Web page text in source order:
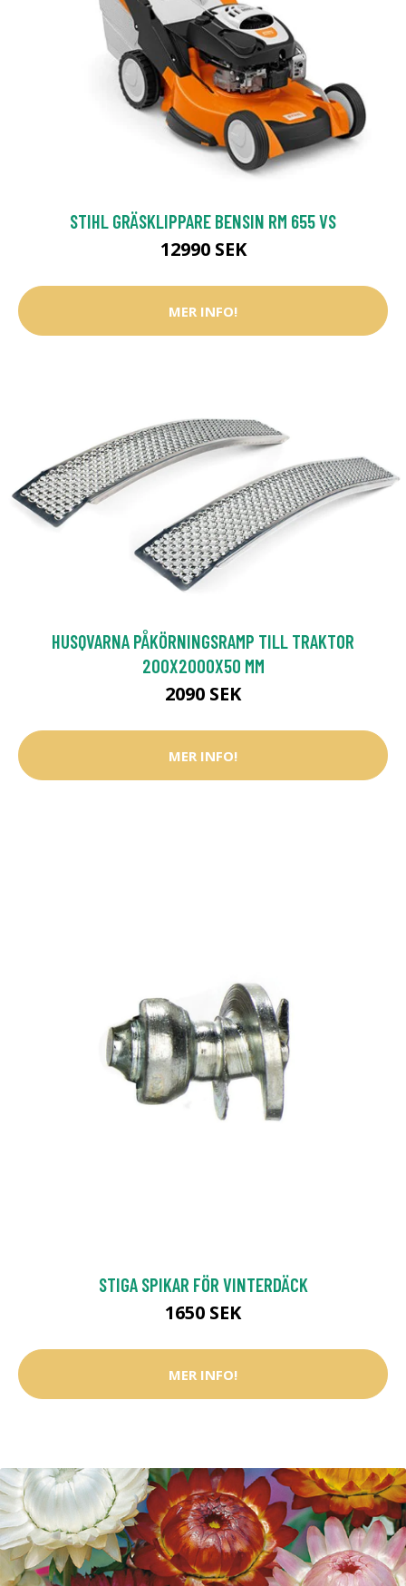
STIHL GRÄSKLIPPARE BENSIN RM 655 VS
12990 SEK
MER INFO!
HUSQVARNA PÅKÖRNINGSRAMP TILL TRAKTOR
200X2000X50 MM
2090 SEK
MER INFO!
STIGA SPIKAR FÖR VINTERDÄCK
1650 SEK
MER INFO!